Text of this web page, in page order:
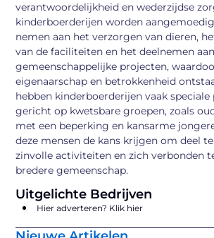
verantwoordelijkheid en wederzijdse
kinderboerderijen worden
nemen aan het verzorgen van dieren,
van de faciliteiten en het deelnemen aan
gemeenschappelijke projecten,
eigenaarschap en betrokkenheid
hebben kinderboerderijen vaak speciale
gericht op kwetsbare groepen, zoals
met een beperking en kansarme
deze mensen de kans krijgen om deel
zinvolle activiteiten en zich verbonden
bredere gemeenschap.
Uitgelichte Bedrijven
Hier adverteren? Klik hier